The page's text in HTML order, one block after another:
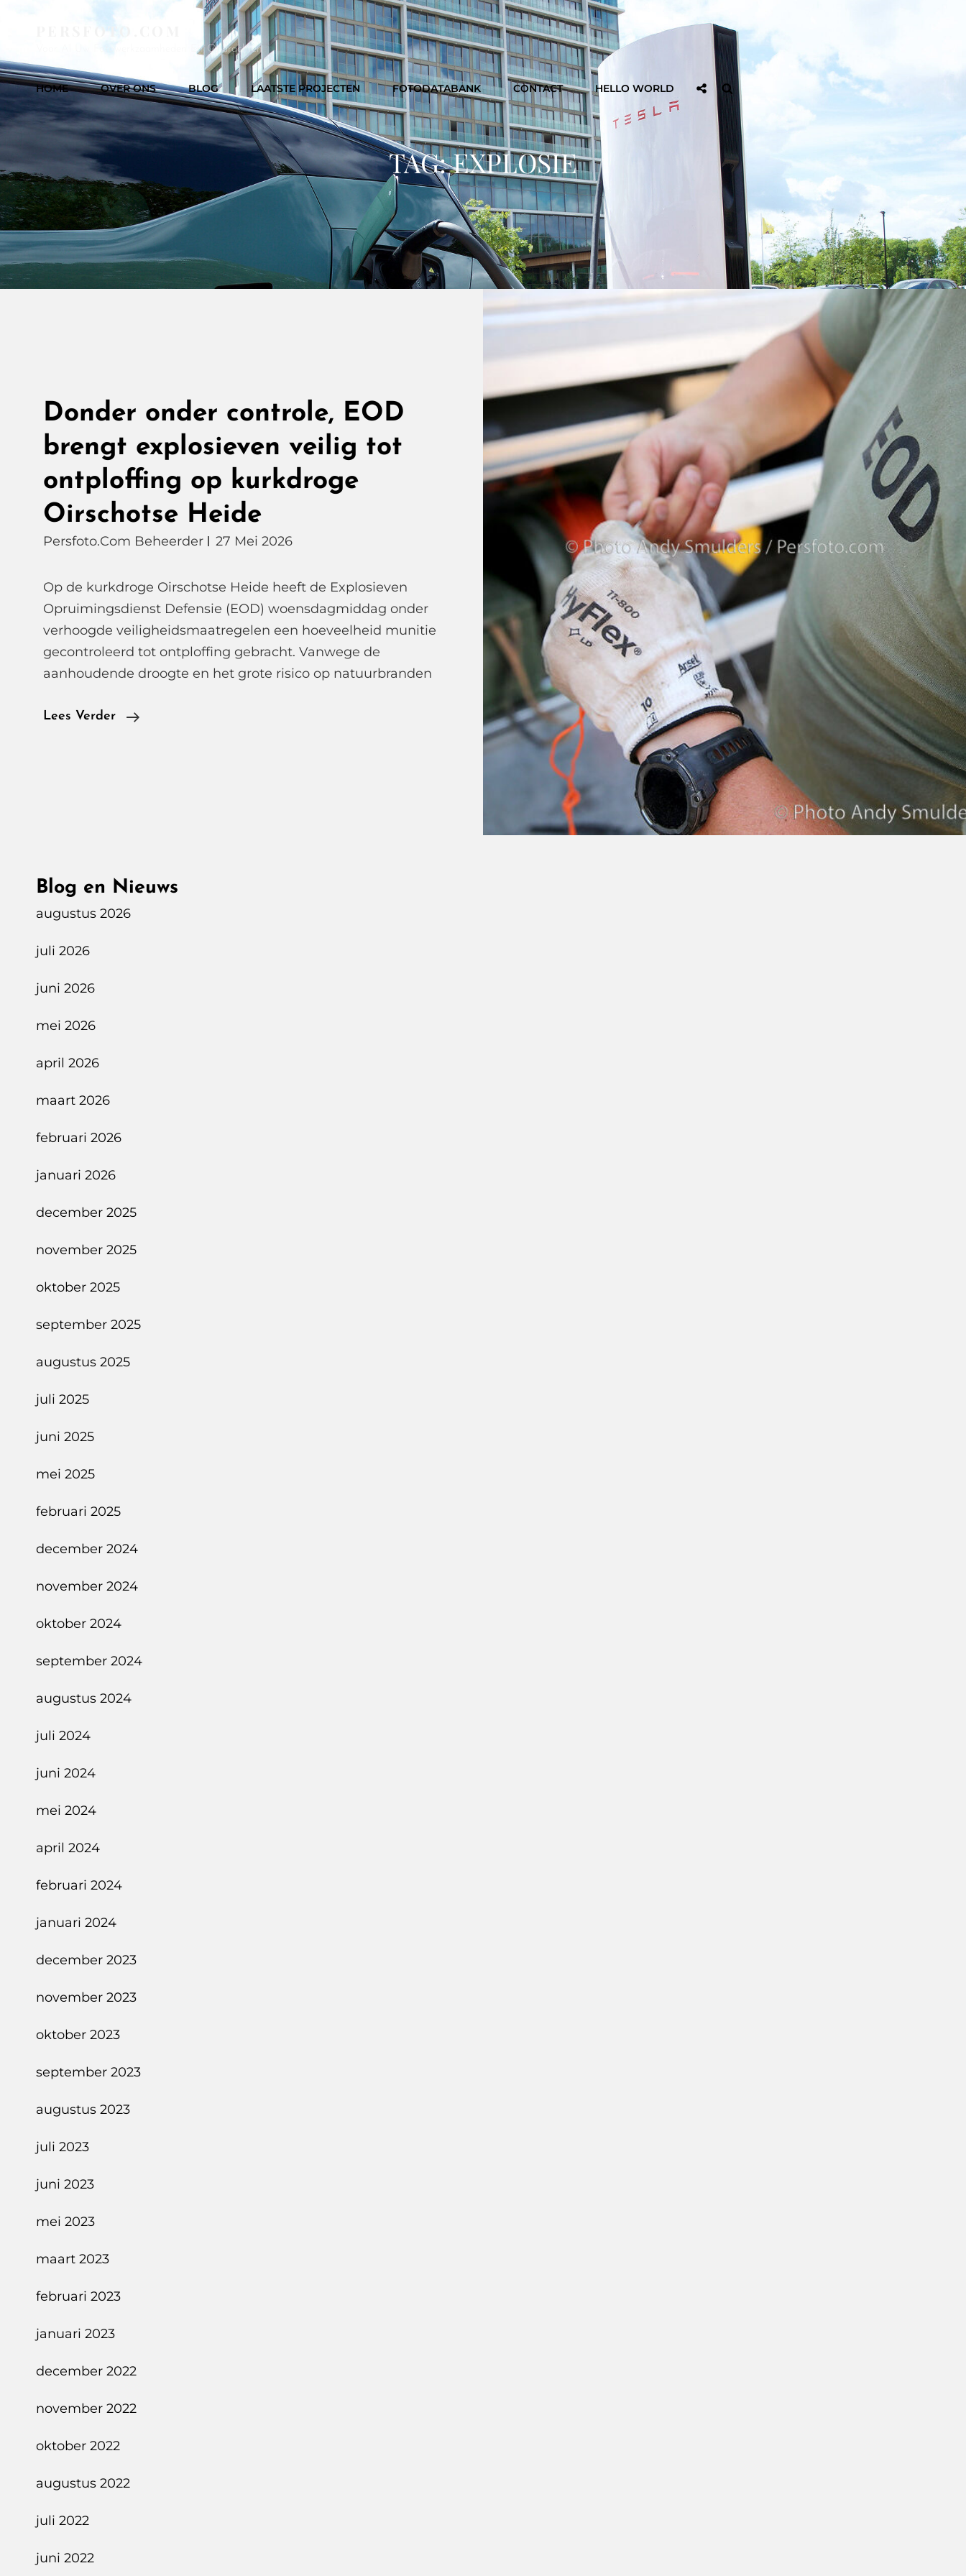
PERSFOTO.COM
Voor Al Uw Fotowerkzaamheden En Opdrachten
HOME OVER ONS BLOG LAATSTE PROJECTEN FOTODATABANK CONTACT HELLO WORLD
Sociaal
Delen
Zoeken
TAG:EXPLOSIE
Donder onder controle, EOD
brengt explosieven veilig tot
ontploffing op kurkdroge
Oirschotse Heide
Persfoto.com Beheerder 27 Mei 2026
Op de kurkdroge Oirschotse Heide heeft de Explosieven
Opruimingsdienst Defensie (EOD) woensdagmiddag onder
verhoogde veiligheidsmaatregelen een hoeveelheid munitie
gecontroleerd tot ontploffing gebracht. Vanwege de
aanhoudende droogte en het grote risico op natuurbranden
Lees Verder
Donder
Ontploffing
Blog en Nieuws
augustus 2026
juli 2026
juni 2026
mei 2026
april 2026
maart 2026
februari 2026
januari 2026
december 2025
november 2025
oktober 2025
september 2025
augustus 2025
juli 2025
juni 2025
mei 2025
februari 2025
december 2024
november 2024
oktober 2024
september 2024
augustus 2024
juli 2024
juni 2024
mei 2024
april 2024
februari 2024
januari 2024
december 2023
november 2023
oktober 2023
september 2023
augustus 2023
juli 2023
juni 2023
mei 2023
maart 2023
februari 2023
januari 2023
december 2022
november 2022
oktober 2022
augustus 2022
juli 2022
juni 2022